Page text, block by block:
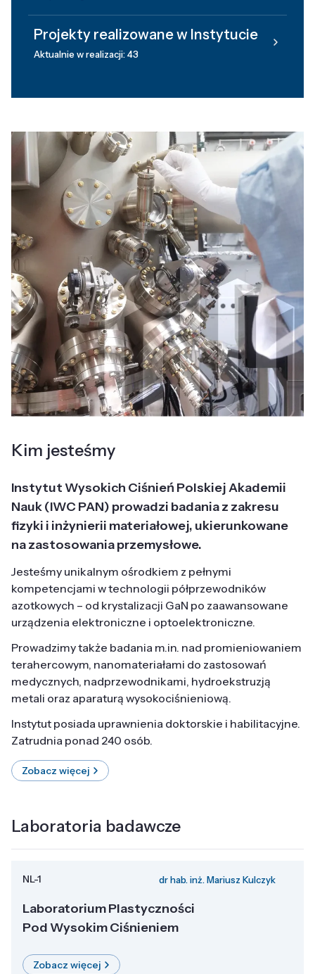
Projekty realizowane w Instytucie
Aktualnie w realizacji: 43
Kim jesteśmy
Instytut Wysokich Ciśnień Polskiej Akademii
Nauk (IWC PAN) prowadzi badania z zakresu
fizyki i inżynierii materiałowej, ukierunkowane
na zastosowania przemysłowe.
Jesteśmy unikalnym ośrodkiem z pełnymi
kompetencjami w technologii półprzewodników
azotkowych – od krystalizacji GaN po zaawansowane
urządzenia elektroniczne i optoelektroniczne.
Prowadzimy także badania m.in. nad promieniowaniem
terahercowym, nanomateriałami do zastosowań
medycznych, nadprzewodnikami, hydroekstruzją
metali oraz aparaturą wysokociśnieniową.
Instytut posiada uprawnienia doktorskie i habilitacyjne.
Zatrudnia ponad 240 osób.
Zobacz więcej
Laboratoria badawcze
NL-1 dr hab. inż. Mariusz Kulczyk
Laboratorium Plastyczności
Pod Wysokim Ciśnieniem
Zobacz więcej